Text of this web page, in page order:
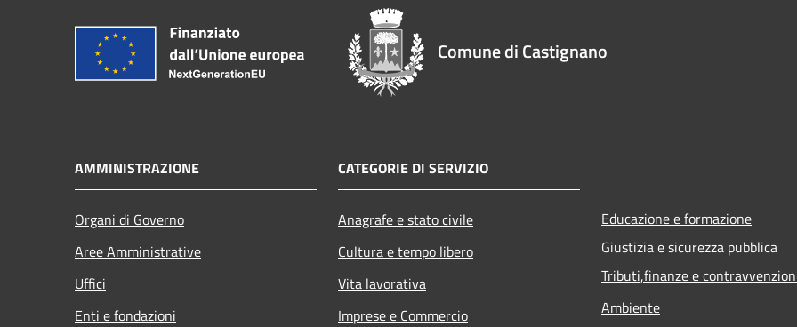
Comune di Castignano
AMMINISTRAZIONE
Organi di Governo
Aree Amministrative
Uffici
Enti e fondazioni
CATEGORIE DI SERVIZIO
Anagrafe e stato civile
Cultura e tempo libero
Vita lavorativa
Imprese e Commercio
Educazione e formazione
Giustizia e sicurezza pubblica
Tributi,finanze e
Ambiente